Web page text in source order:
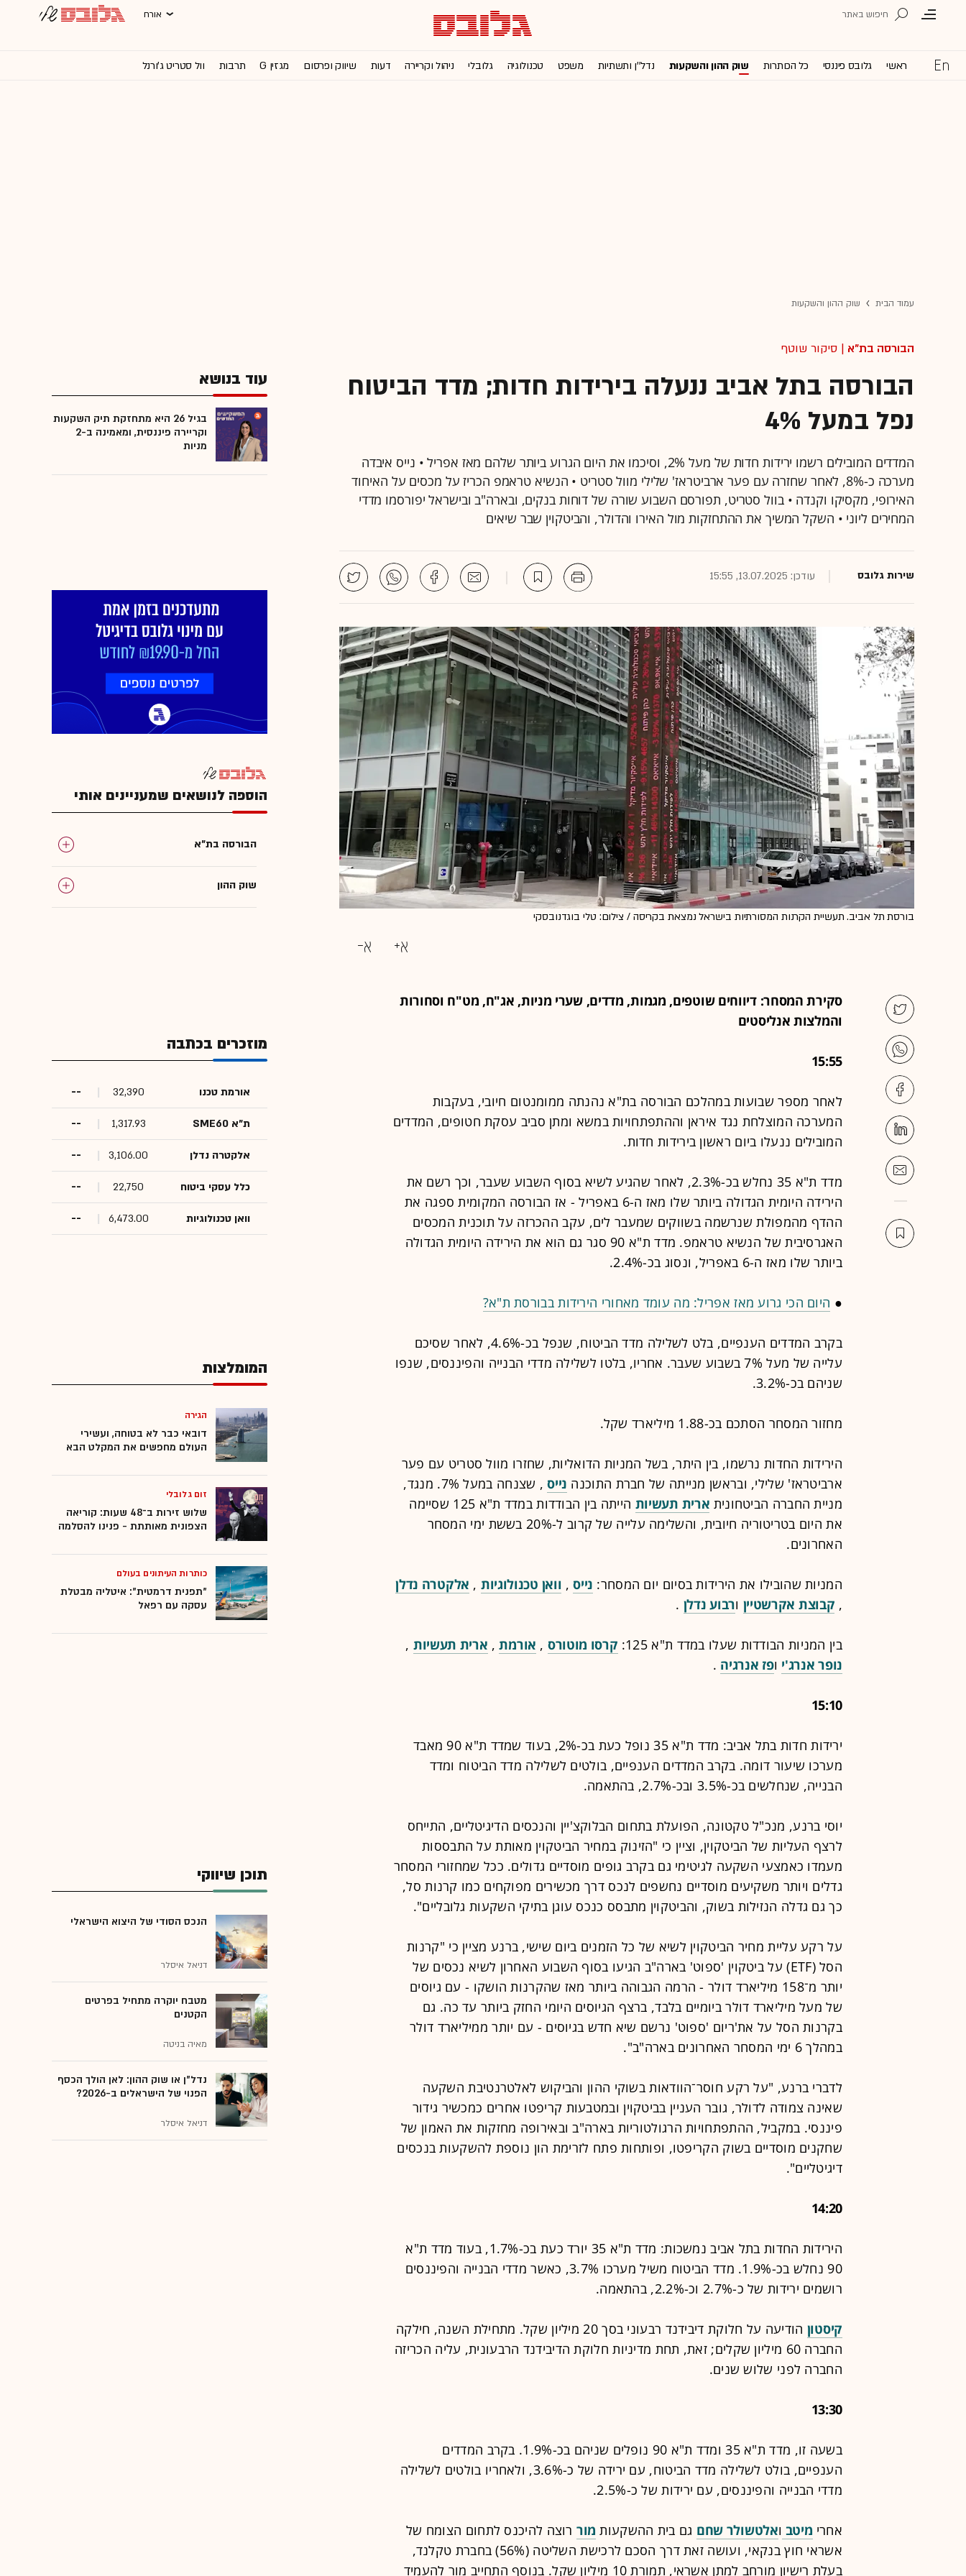
אורח
ראשי גלובס פיננסי כל הכותרות שוק ההון והשקעות נדל''ן ותשתיות משפט טכנולוגיה גלובלי ניהול וקריירה דעות שיווק ופרסום מגזין G תרבות וול סטריט ג'ורנל
עמוד הבית שוק ההון והשקעות
הבורסה בת"א | סיקור שוטף
הבורסה בתל אביב ננעלה בירידות חדות; מדד הביטוח
נפל במעל 4%
המדדים המובילים רשמו ירידות חדות של מעל 2%, וסיכמו את היום הגרוע ביותר שלהם מאז אפריל • נייס איבדה
מערכה כ-8%, לאחר שחזרה עם פער ארביטראז' שלילי מוול סטריט • הנשיא טראמפ הכריז על מכסים על האיחוד
האירופי, מקסיקו וקנדה • בוול סטריט, תפורסם השבוע שורה של דוחות בנקים, ובארה"ב ובישראל יפורסמו מדדי
המחירים ליוני • השקל המשיך את ההתחזקות מול האירו והדולר, והביטקוין שבר שיאים
שירות גלובס עודכן: 13.07.2025, 15:55
בורסת תל אביב. תעשיית הקרנות המסורתיות בישראל נמצאת בקריסה / צילום: טלי בוגדנובסקי
סקירת המסחר: דיווחים שוטפים, מגמות, מדדים, שערי מניות, אג"ח, מט"ח וסחורות
והמלצות אנליסטים
15:55
לאחר מספר שבועות במהלכם הבורסה בת"א נהנתה ממומנטום חיובי, בעקבות
המערכה המוצלחת נגד איראן וההתפתחויות במשא ומתן סביב עסקת חטופים, המדדים
המובילים ננעלו ביום ראשון בירידות חדות.
מדד ת"א 35 נחלש בכ-2.3%, לאחר שהגיע לשיא בסוף השבוע שעבר, וכך רשם את
הירידה היומית הגדולה ביותר שלו מאז ה-6 באפריל - אז הבורסה המקומית ספגה את
ההדף מהמפולת שנרשמה בשווקים שמעבר לים, עקב ההכרזה על תוכנית המכסים
האגרסיבית של הנשיא טראמפ. מדד ת"א 90 סגר גם הוא את הירידה היומית הגדולה
ביותר שלו מאז ה-6 באפריל, ונסוג בכ-2.4%.
● היום הכי גרוע מאז אפריל: מה עומד מאחורי הירידות בבורסת ת"א?
בקרב המדדים הענפיים, בלט לשלילה מדד הביטוח, שנפל בכ-4.6%, לאחר שסיכם
עלייה של מעל 7% בשבוע שעבר. אחריו, בלטו לשלילה מדדי הבנייה והפיננסים, שנפו
שניהם בכ-3.2%.
מחזור המסחר הסתכם בכ-1.88 מיליארד שקל.
הירידות החדות נרשמו, בין היתר, בשל המניות הדואליות, שחזרו מוול סטריט עם פער
ארביטראז' שלילי, ובראשן מנייתה של חברת התוכנה נייס
, שצנחה במעל 7%. מנגד,
מניית החברה הביטחונית ארית תעשיות
הייתה בין הבודדות במדד ת"א 125 שסיימה
את היום בטריטוריה חיובית, והשלימה עלייה של קרוב ל-20% בששת ימי המסחר
האחרונים.
המניות שהובילו את הירידות בסיום יום המסחר: נייס , וואן טכנולוגיות , אלקטרה נדלן
, קבוצת אקרשטיין ורבוע נדלן .
בין המניות הבודדות שעלו במדד ת"א 125: קרסו מוטורס , אורמת , ארית תעשיות ,
נופר אנרג'י ופז אנרגיה .
15:10
ירידות חדות בתל אביב: מדד ת"א 35 נופל כעת בכ-2%, בעוד שמדד ת"א 90 מאבד
מערכו שיעור דומה. בקרב המדדים הענפיים, בולטים לשלילה מדד הביטוח ומדד
הבנייה, שנחלשים בכ-3.5% ובכ-2.7%, בהתאמה.
יוסי ברנע, מנכ"ל טקטונה, הפועלת בתחום הבלוקצ'יין והנכסים הדיגיטליים, התייחס
לרצף העליות של הביטקוין, וציין כי "הזינוק במחיר הביטקוין מאותת על התבססות
מעמדו כאמצעי השקעה לגיטימי גם בקרב גופים מוסדיים גדולים. ככל שמחזורי המסחר
גדלים ויותר משקיעים מוסדיים נחשפים לנכס דרך מכשירים מפוקחים כמו קרנות סל,
כך גם גדלה הנזילות בשוק, והביטקוין מתבסס כנכס עוגן בתיקי השקעות גלובליים".
על רקע עליית מחיר הביטקוין לשיא של כל הזמנים ביום שישי, ברנע מציין כי "קרנות
הסל (ETF) על ביטקוין 'ספוט' בארה"ב הגיעו בסוף השבוע האחרון לשיא נכסים של
יותר מ־158 מיליארד דולר - הרמה הגבוהה ביותר מאז שהקרנות הושקו - עם גיוסים
של מעל מיליארד דולר ביומיים בלבד, ברצף הגיוסים היומי החזק ביותר עד כה. גם
בקרנות הסל על את'ריום 'ספוט' נרשם שיא חדש בגיוסים - עם יותר ממיליארד דולר
במהלך 6 ימי המסחר האחרונים בארה"ב".
לדברי ברנע, "על רקע חוסר־הוודאות בשוקי ההון והביקוש לאלטרנטיבת השקעה
שאינה צמודה לדולר, גובר העניין בביטקוין ובמטבעות קריפטו אחרים כמכשיר גידור
פיננסי. במקביל, ההתפתחויות הרגולטוריות בארה"ב ובאירופה מחזקות את האמון של
שחקנים מוסדיים בשוק הקריפטו, ופותחות פתח לזרימת הון נוספת להשקעות בנכסים
דיגיטליים".
14:20
הירידות החדות בתל אביב נמשכות: מדד ת"א 35 יורד כעת בכ-1.7%, בעוד מדד ת"א
90 נחלש בכ-1.9%. מדד הביטוח משיל מערכו 3.7%, כאשר מדדי הבנייה והפיננסים
רושמים ירידות של כ-2.7% וכ-2.2%, בהתאמה.
קיסטון
הודיעה על חלוקת דיבידנד רבעוני בסך 20 מיליון שקל. מתחילת השנה, חילקה
החברה 60 מיליון שקלים; זאת, תחת מדיניות חלוקת הדיבידנד הרבעונית, עליה הכריזה
החברה לפני שלוש שנים.
13:30
בשעה זו, מדד ת"א 35 ומדד ת"א 90 נופלים שניהם בכ-1.9%. בקרב המדדים
הענפיים, בולט לשלילה מדד הביטוח, עם ירידה של כ-3.6%, ולאחריו בולטים לשלילה
מדדי הבנייה והפיננסים, עם ירידות של כ-2.5%.
אחרי מיטב ואלטשולר שחם גם בית ההשקעות מור רוצה להיכנס לתחום הצומח של
אשראי חוץ בנקאי, ועושה זאת דרך הסכם לרכישת השליטה (56%) בחברת טקלנד,
בעלת רישיון מורחב למתן אשראי, תמורת 10 מיליון שקל. בנוסף התחייב מור להעמיד
עוד בנושא
בגיל 26 היא מתחזקת תיק השקעות
וקריירה פיננסית, ומאמינה ב-2
מניות
הוספה לנושאים שמעניינים אותי
הבורסה בת"א
שוק ההון
מוזכרים בכתבה
אורמת טכנו 32,390
--
ת"א SME60 1,317.93
--
אלקטרה נדלן 3,106.00
--
כלל עסקי ביטוח 22,750
--
וואן טכנולוגיות 6,473.00
--
המומלצות
הגירה
דובאי כבר לא בטוחה, ועשירי
העולם מחפשים את המקלט הבא
זום גלובלי
שלוש זירות ב־48 שעות: קוריאה
הצפונית מאותתת - פנינו להסלמה
כותרות העיתונים בעולם
"תפנית דרמטית": איטליה מבטלת
עסקה עם רפאל
תוכן שיווקי
הנכס הסודי של היצוא הישראלי
דניאל איסלר
מטבח יוקרה מתחיל בפרטים
הקטנים
מאיה בניטה
נדל"ן או שוק ההון: לאן הולך הכסף
הפנוי של הישראלים ב-2026?
דניאל איסלר